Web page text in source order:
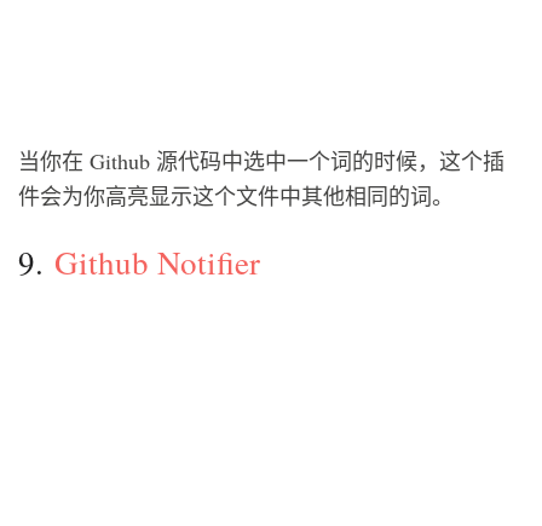
当你在 Github 源代码中选中一个词的时候，这个插
件会为你高亮显示这个文件中其他相同的词。
9. Github Notifier